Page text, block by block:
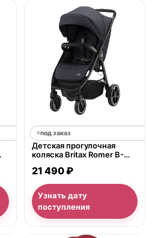
под заказ
Детская прогулочная
коляска Britax Romer B-
21 490 ₽
Узнать дату
поступления